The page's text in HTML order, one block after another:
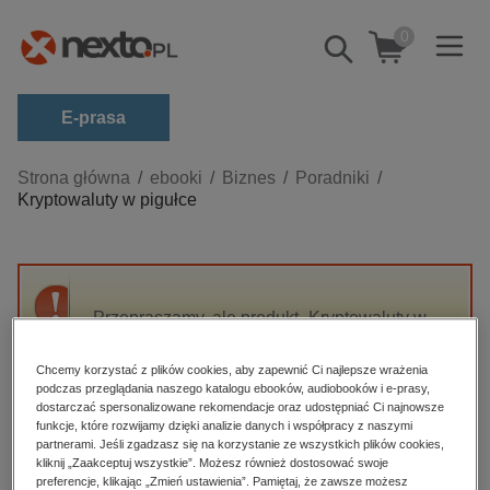
Pokaż/schowaj
wyszukiwarkę
0
E-prasa
Kategorie
Zobacz wszystkie E-prasa
budownictwo, aranżacja wnętrz
darmowe wydania
edukacja
hobby, sport, rozrywka
komputery, internet, technologie, informatyka
Strona główna ebooki Biznes
Poradniki
Kryptowaluty w pigułce
Przepraszamy, ale produkt „Kryptowaluty w
High-contrast mode
Polecane
Chcemy korzystać z plików cookies, aby zapewnić Ci najlepsze wrażenia
podczas przeglądania naszego katalogu ebooków, audiobooków i e-prasy,
dostarczać spersonalizowane rekomendacje oraz udostępniać Ci najnowsze
funkcje, które rozwijamy dzięki analizie danych i współpracy z naszymi
partnerami. Jeśli zgadzasz się na korzystanie ze wszystkich plików cookies,
kliknij „Zaakceptuj wszystkie”. Możesz również dostosować swoje
preferencje, klikając „Zmień ustawienia”. Pamiętaj, że zawsze możesz